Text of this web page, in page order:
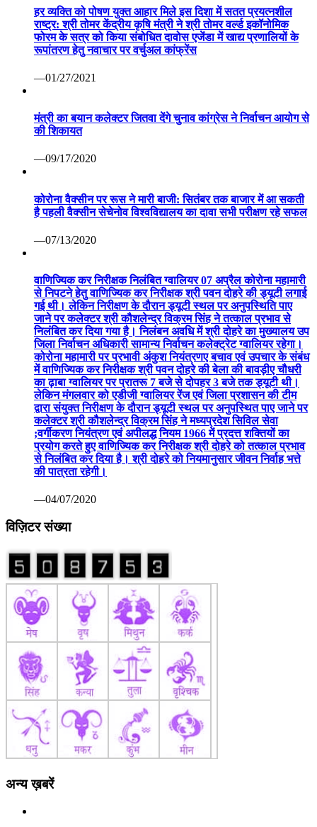
हर व्यक्ति को पोषण युक्त आहार मिले इस दिशा में सतत प्रयत्नशील
राष्ट्र: श्री तोमर केंद्रीय कृषि मंत्री ने श्री तोमर वर्ल्ड इकॉनोमिक
फोरम के सत्र को किया संबोधित दावोस एजेंडा में खाद्य प्रणालियों के
रूपांतरण हेतु नवाचार पर वर्चुअल कांफ्रेंस
—01/27/2021
मंत्री का बयान कलेक्टर जितवा देंगे चुनाव कांग्रेस ने निर्वाचन आयोग से
की शिकायत
—09/17/2020
कोरोना वैक्सीन पर रूस ने मारी बाजी: सितंबर तक बाजार में आ सकती
है पहली वैक्सीन सेचेनोव विश्वविद्यालय का दावा सभी परीक्षण रहे सफल
—07/13/2020
वाणिज्यिक कर निरीक्षक निलंबित ग्वालियर 07 अप्रैल कोरोना महामारी
से निपटने हेतु वाणिज्यिक कर निरीक्षक श्री पवन दोहरे की ड्यूटी लगाई
गई थी। लेकिन निरीक्षण के दौरान ड्यूटी स्थल पर अनुपस्थिति पाए
जाने पर कलेक्टर श्री कौशलेन्द्र विक्रम सिंह ने तत्काल प्रभाव से
निलंबित कर दिया गया है। निलंबन अवधि में श्री दोहरे का मुख्यालय उप
जिला निर्वाचन अधिकारी सामान्य निर्वाचन कलेक्ट्रेट ग्वालियर रहेगा।
कोरोना महामारी पर प्रभावी अंकुश नियंत्रणए बचाव एवं उपचार के संबंध
में वाणिज्यिक कर निरीक्षक श्री पवन दोहरे की बेला की बावड़ीए चौधरी
का ढ़ाबा ग्वालियर पर प्रातरू 7 बजे से दोपहर 3 बजे तक ड्यूटी थी।
लेकिन मंगलवार को एडीजी ग्वालियर रेंज एवं जिला प्रशासन की टीम
द्वारा संयुक्त निरीक्षण के दौरान ड्यूटी स्थल पर अनुपस्थित पाए जाने पर
कलेक्टर श्री कौशलेन्द्र विक्रम सिंह ने मध्यप्रदेश सिविल सेवा
;वर्गीकरण नियंत्रण एवं अपीलद्ध नियम 1966 में प्रदत्त शक्तियों का
प्रयोग करते हुए वाणिज्यिक कर निरीक्षक श्री दोहरे को तत्काल प्रभाव
से निलंबित कर दिया है। श्री दोहरे को नियमानुसार जीवन निर्वाह भत्ते
की पात्रता रहेगी।
—04/07/2020
विज़िटर संख्या
अन्य ख़बरें